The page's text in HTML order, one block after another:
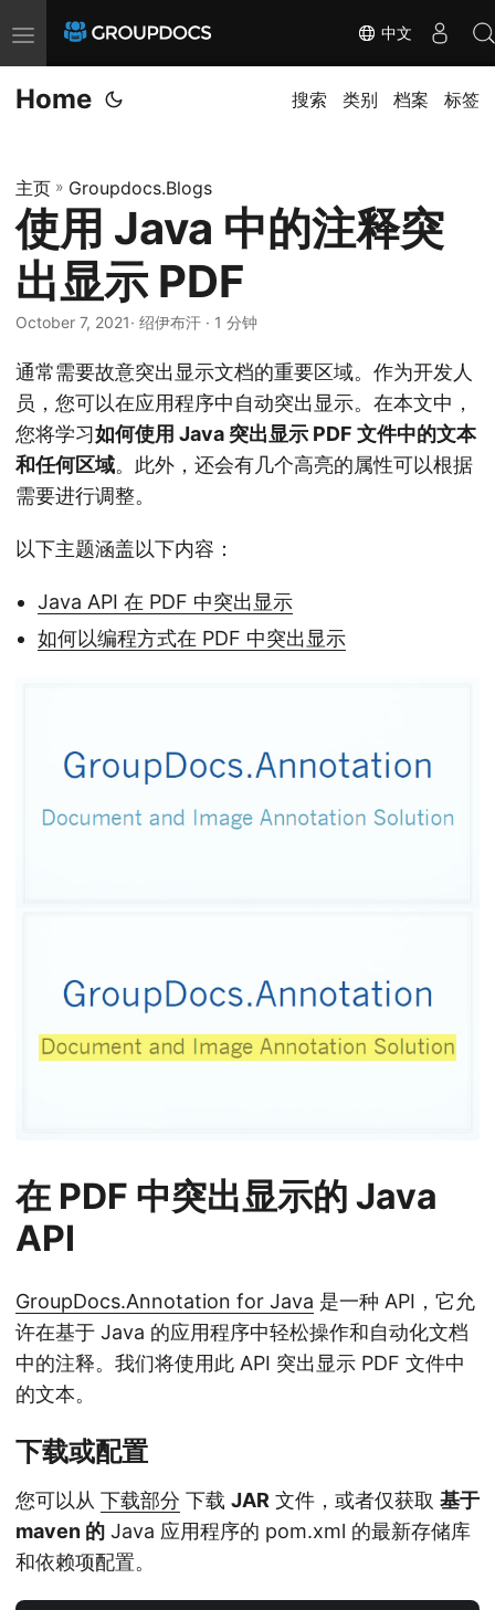
T
o
g
e
n
a
v
i
a
t
i
o
n
中文
Home 搜索 类别 档案 标签
主页 » Groupdocs.Blogs
使用 Java 中的注释突
出显示 PDF
October 7, 2021· 绍伊布汗 · 1 分钟
通常需要故意突出显示文档的重要区域。作为开发人
员，您可以在应用程序中自动突出显示。在本文中，
您将学习如何使用 Java 突出显示 PDF 文件中的文本
和任何区域。此外，还会有几个高亮的属性可以根据
需要进行调整。
以下主题涵盖以下内容：
Java API 在 PDF 中突出显示
如何以编程方式在 PDF 中突出显示
在 PDF 中突出显示的 Java
API
GroupDocs.Annotation for Java 是一种 API，它允
许在基于 Java 的应用程序中轻松操作和自动化文档
中的注释。我们将使用此 API 突出显示 PDF 文件中
的文本。
下载或配置
您可以从 下载部分 下载 JAR 文件，或者仅获取 基于
maven 的 Java 应用程序的 pom.xml 的最新存储库
和依赖项配置。